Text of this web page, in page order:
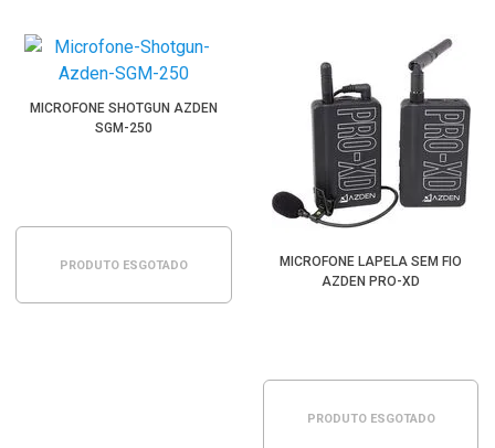
MICROFONE SHOTGUN AZDEN
SGM-250
PRODUTO ESGOTADO
MICROFONE LAPELA SEM FIO
AZDEN PRO-XD
PRODUTO ESGOTADO